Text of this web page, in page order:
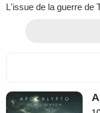
L'issue de la guerre de